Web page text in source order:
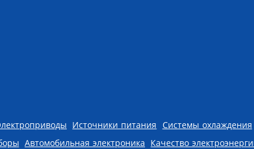
Источники питания Системы охлаждения
Автомобильная электроника Качество